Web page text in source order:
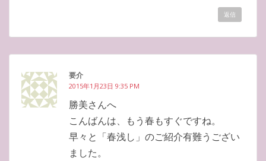
返信
要介
2015年1月23日 9:35 PM
勝美さんへ
こんばんは、もう春もすぐですね。
早々と「春浅し」のご紹介有難うござい
ました。